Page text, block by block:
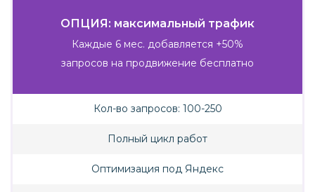
ОПЦИЯ: максимальный трафик
Каждые 6 мес. добавляется +50%
запросов на продвижение бесплатно
Кол-во запросов: 100-250
Полный цикл работ
Оптимизация под Яндекс